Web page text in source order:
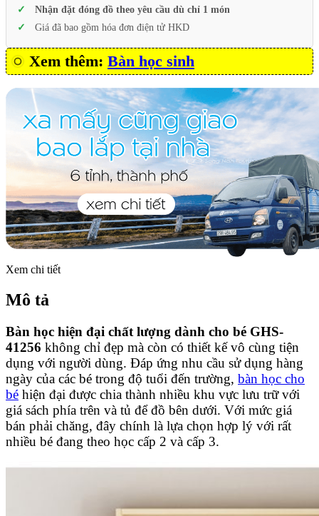
Nhận đặt đóng đồ theo yêu cầu dù chỉ 1 món
Giá đã bao gồm hóa đơn điện tử HKD
Xem thêm: Bàn học sinh
Xem chi tiết
Mô tả
Bàn học hiện đại chất lượng dành cho bé GHS-
41256 không chỉ đẹp mà còn có thiết kế vô cùng tiện
dụng với người dùng. Đáp ứng nhu cầu sử dụng hàng
ngày của các bé trong độ tuổi đến trường, bàn học cho
bé hiện đại được chia thành nhiều khu vực lưu trữ với
giá sách phía trên và tủ để đồ bên dưới. Với mức giá
bán phải chăng, đây chính là lựa chọn hợp lý với rất
nhiều bé đang theo học cấp 2 và cấp 3.